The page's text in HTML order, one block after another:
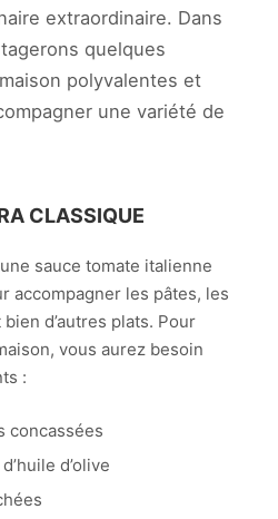
extraordinaire. Dans
quelques
polyvalentes et
une variété de
CLASSIQUE
sauce tomate italienne
accompagner les pâtes, les
d’autres plats. Pour
vous aurez besoin
:
concassées
d’olive